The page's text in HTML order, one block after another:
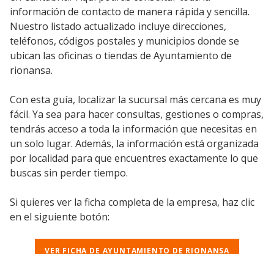
información de contacto de manera rápida y sencilla.
Nuestro listado actualizado incluye direcciones,
teléfonos, códigos postales y municipios donde se
ubican las oficinas o tiendas de Ayuntamiento de
rionansa.
Con esta guía, localizar la sucursal más cercana es muy
fácil. Ya sea para hacer consultas, gestiones o compras,
tendrás acceso a toda la información que necesitas en
un solo lugar. Además, la información está organizada
por localidad para que encuentres exactamente lo que
buscas sin perder tiempo.
Si quieres ver la ficha completa de la empresa, haz clic
en el siguiente botón:
VER FICHA DE AYUNTAMIENTO DE RIONANSA